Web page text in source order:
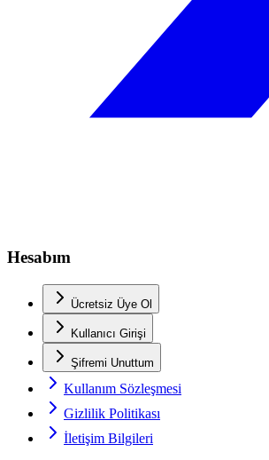
Hesabım
Ücretsiz Üye Ol
Kullanıcı Girişi
Şifremi Unuttum
Kullanım Sözleşmesi
Gizlilik Politikası
İletişim Bilgileri